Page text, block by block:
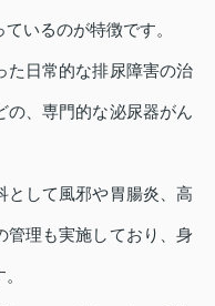
いるのが特徴です。
た日常的な排尿障害の治
の、専門的な泌尿器がん
として風邪や胃腸炎、高
管理も実施しており、身